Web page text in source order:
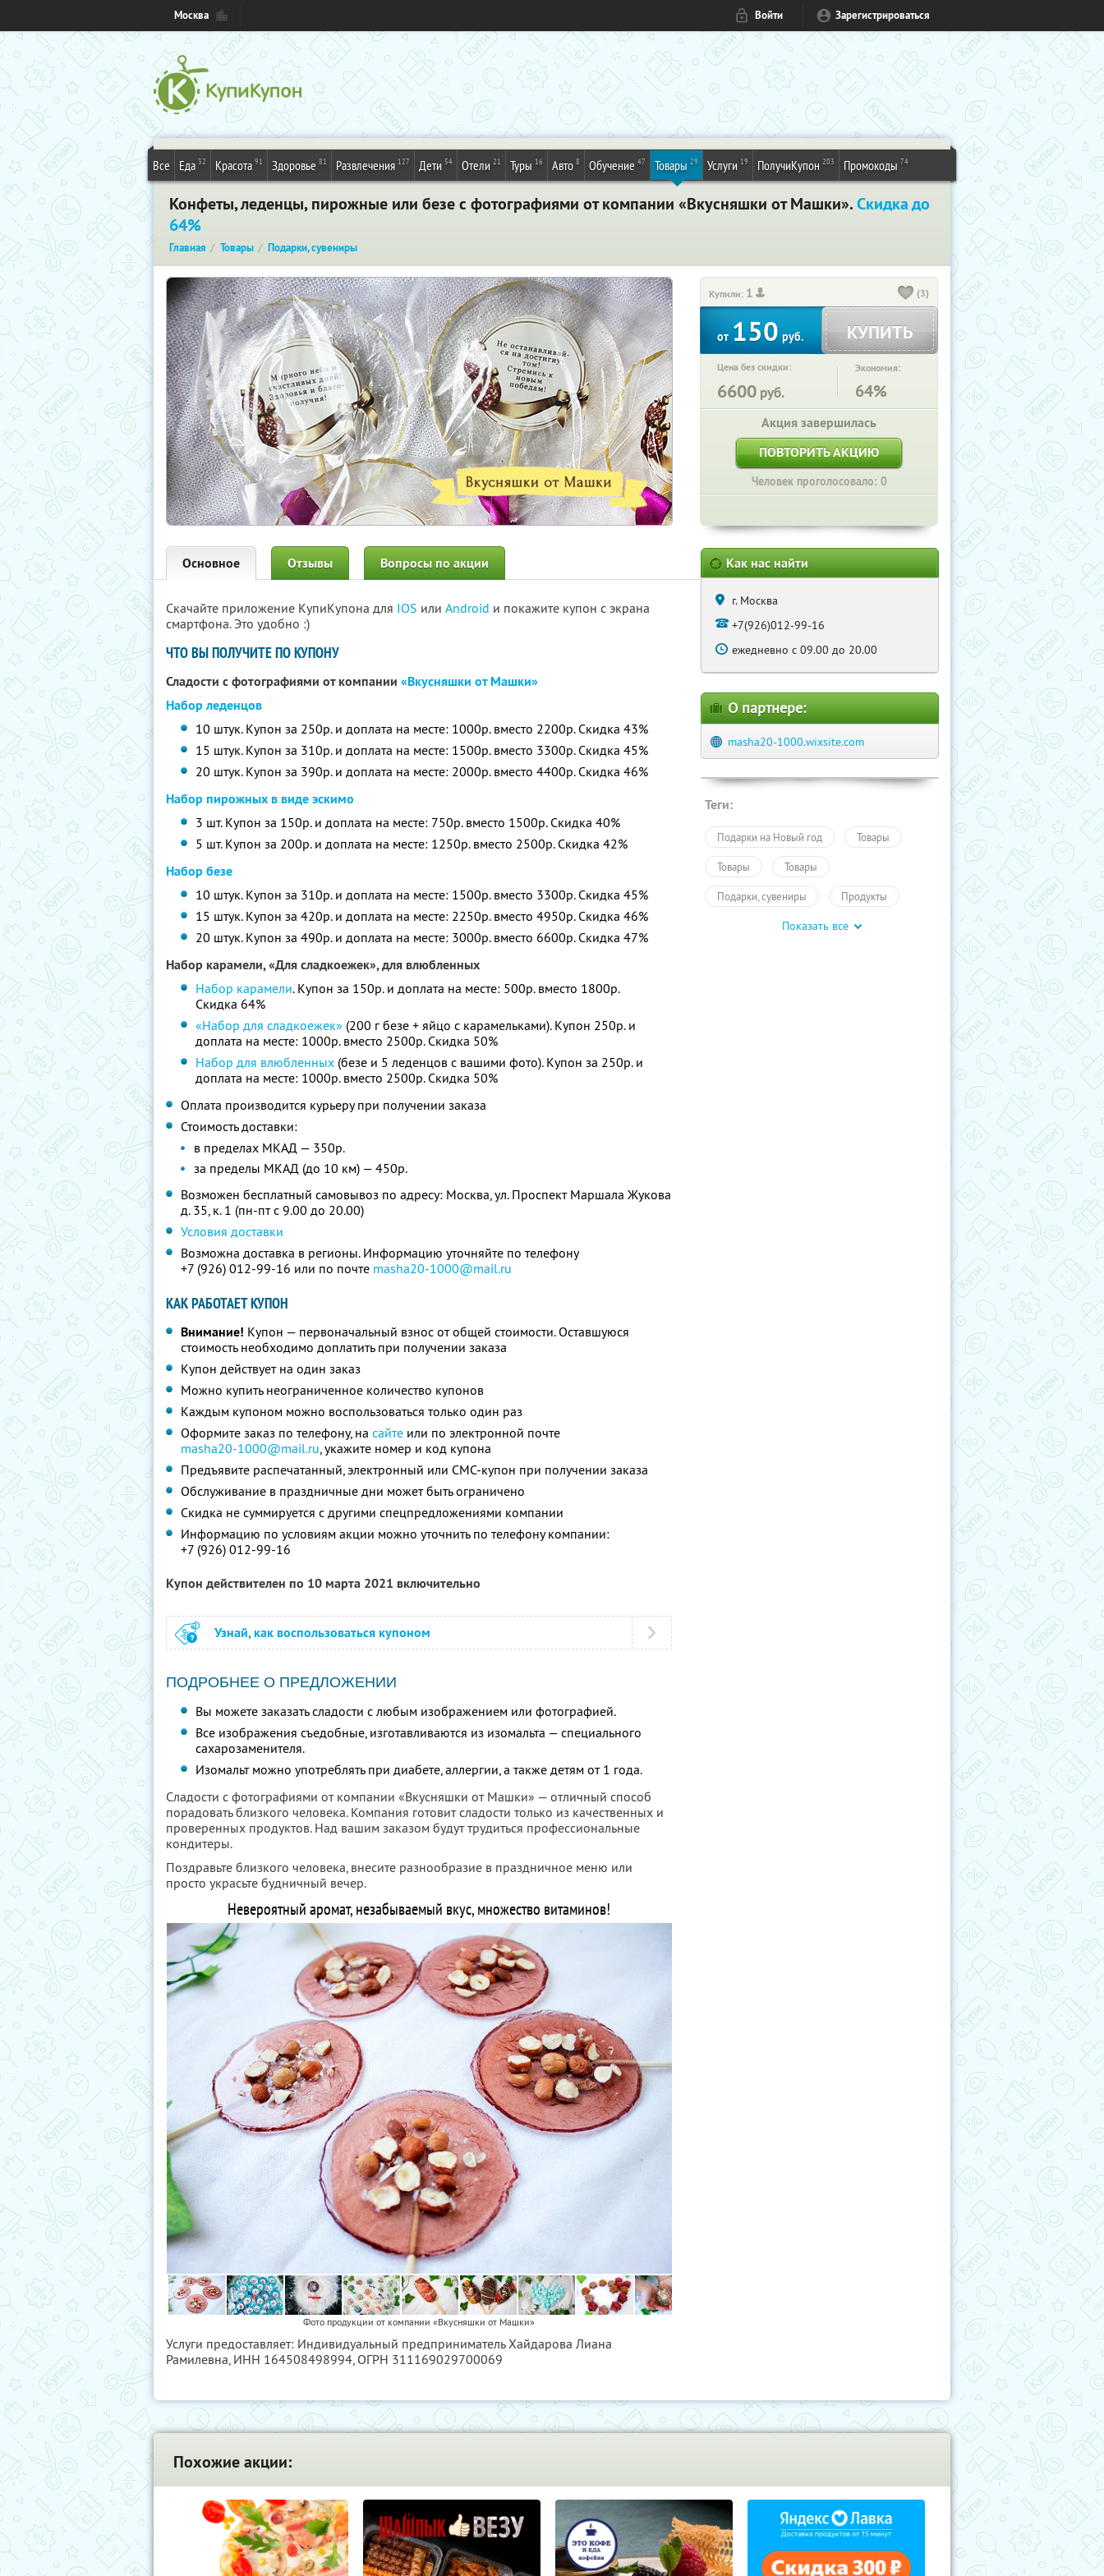
Москва Войти Зарегистрироваться
Все Еда 32 Красота 91 Здоровье 81 Развлечения 127 Дети 54 Отели 21 Туры 16 Авто 8 Обучение 47 Товары 29 Услуги 19 ПолучиКупон 203 Промокоды 74
Конфеты, леденцы, пирожные или безе с фотографиями от компании «Вкусняшки от Машки».Скидка до
64%
Главная Товары Подарки, сувениры
Купили: 1 (3)
от150руб. КУПИТЬ
Цена без скидки:
6600 руб.
Экономия:
64%
Акция завершилась
ПОВТОРИТЬ АКЦИЮ
Человек проголосовало: 0
Основное Отзывы Вопросы по акции
Скачайте приложение КупиКупона для IOS или Android и покажите купон с экрана
смартфона. Это удобно :)
ЧТО ВЫ ПОЛУЧИТЕ ПО КУПОНУ
Сладости с фотографиями от компании «Вкусняшки от Машки»
Набор леденцов
10 штук. Купон за 250р. и доплата на месте: 1000р. вместо 2200р. Скидка 43%
15 штук. Купон за 310р. и доплата на месте: 1500р. вместо 3300р. Скидка 45%
20 штук. Купон за 390р. и доплата на месте: 2000р. вместо 4400р. Скидка 46%
Набор пирожных в виде эскимо
3 шт. Купон за 150р. и доплата на месте: 750р. вместо 1500р. Скидка 40%
5 шт. Купон за 200р. и доплата на месте: 1250р. вместо 2500р. Скидка 42%
Набор безе
10 штук. Купон за 310р. и доплата на месте: 1500р. вместо 3300р. Скидка 45%
15 штук. Купон за 420р. и доплата на месте: 2250р. вместо 4950р. Скидка 46%
20 штук. Купон за 490р. и доплата на месте: 3000р. вместо 6600р. Скидка 47%
Набор карамели, «Для сладкоежек», для влюбленных
Набор карамели. Купон за 150р. и доплата на месте: 500р. вместо 1800р.
Скидка 64%
«Набор для сладкоежек» (200 г безе + яйцо с карамельками). Купон 250р. и
доплата на месте: 1000р. вместо 2500р. Скидка 50%
Набор для влюбленных (безе и 5 леденцов с вашими фото). Купон за 250р. и
доплата на месте: 1000р. вместо 2500р. Скидка 50%
Оплата производится курьеру при получении заказа
Стоимость доставки:
в пределах МКАД — 350р.
за пределы МКАД (до 10 км) — 450р.
Возможен бесплатный самовывоз по адресу: Москва, ул. Проспект Маршала Жукова
д. 35, к. 1 (пн-пт с 9.00 до 20.00)
Условия доставки
Возможна доставка в регионы. Информацию уточняйте по телефону
+7 (926) 012-99-16 или по почте masha20-1000@mail.ru
КАК РАБОТАЕТ КУПОН
Внимание! Купон — первоначальный взнос от общей стоимости. Оставшуюся
стоимость необходимо доплатить при получении заказа
Купон действует на один заказ
Можно купить неограниченное количество купонов
Каждым купоном можно воспользоваться только один раз
Оформите заказ по телефону, на сайте или по электронной почте
masha20-1000@mail.ru,укажите номер и код купона
Предъявите распечатанный, электронный или СМС-купон при получении заказа
Обслуживание в праздничные дни может быть ограничено
Скидка не суммируется с другими спецпредложениями компании
Информацию по условиям акции можно уточнить по телефону компании:
+7 (926) 012-99-16
Купон действителен по 10 марта 2021 включительно
Узнай, как воспользоваться купоном
ПОДРОБНЕЕ О ПРЕДЛОЖЕНИИ
Вы можете заказать сладости с любым изображением или фотографией.
Все изображения съедобные, изготавливаются из изомальта — специального
сахарозаменителя.
Изомальт можно употреблять при диабете, аллергии, а также детям от 1 года.
Сладости с фотографиями от компании «Вкусняшки от Машки» — отличный способ
порадовать близкого человека. Компания готовит сладости только из качественных и
проверенных продуктов. Над вашим заказом будут трудиться профессиональные
кондитеры.
Поздравьте близкого человека, внесите разнообразие в праздничное меню или
просто украсьте будничный вечер.
Невероятный аромат, незабываемый вкус, множество витаминов!
Фото продукции от компании «Вкусняшки от Машки»
Услуги предоставляет: Индивидуальный предприниматель Хайдарова Лиана
Рамилевна, ИНН 164508498994 , ОГРН 311169029700069
Как нас найти
г. Москва
+7(926)012-99-16
ежедневно с 09.00 до 20.00
О партнере:
masha20-1000.wixsite.com
Теги:
Подарки на Новый год Товары
Товары Товары
Подарки, сувениры Продукты
Показать все
Похожие акции: